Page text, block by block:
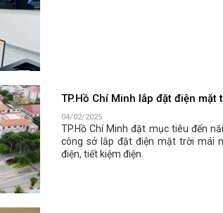
TP.Hồ Chí Minh lắp đặt điện
04/02/2025
TP.Hồ Chí Minh đặt mục tiêu đến
công sở lắp đặt điện mặt trời mái
điện, tiết kiệm điện.